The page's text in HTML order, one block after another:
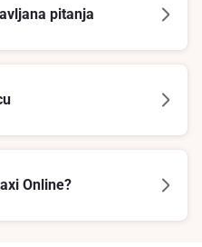
pitanja
Online?